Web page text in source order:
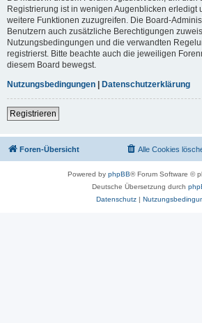
Registrierung ist in wenigen Augenblicken erledigt
weitere Funktionen zuzugreifen. Die Board-
Benutzern auch zusätzliche Berechtigungen
Nutzungsbedingungen und die verwandten
registrierst. Bitte beachte auch die jeweiligen
diesem Board bewegst.
Nutzungsbedingungen | Datenschutzerklärung
Registrieren
Foren-Übersicht Alle Cookies
Powered by phpBB® Forum Software ©
Deutsche Übersetzung durch
Datenschutz|